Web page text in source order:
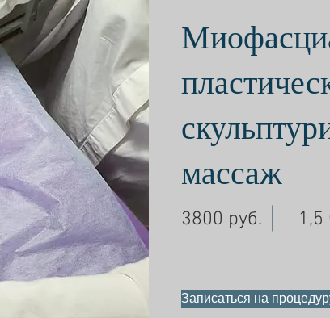
массаж
3800 руб. 1,5
Записаться на